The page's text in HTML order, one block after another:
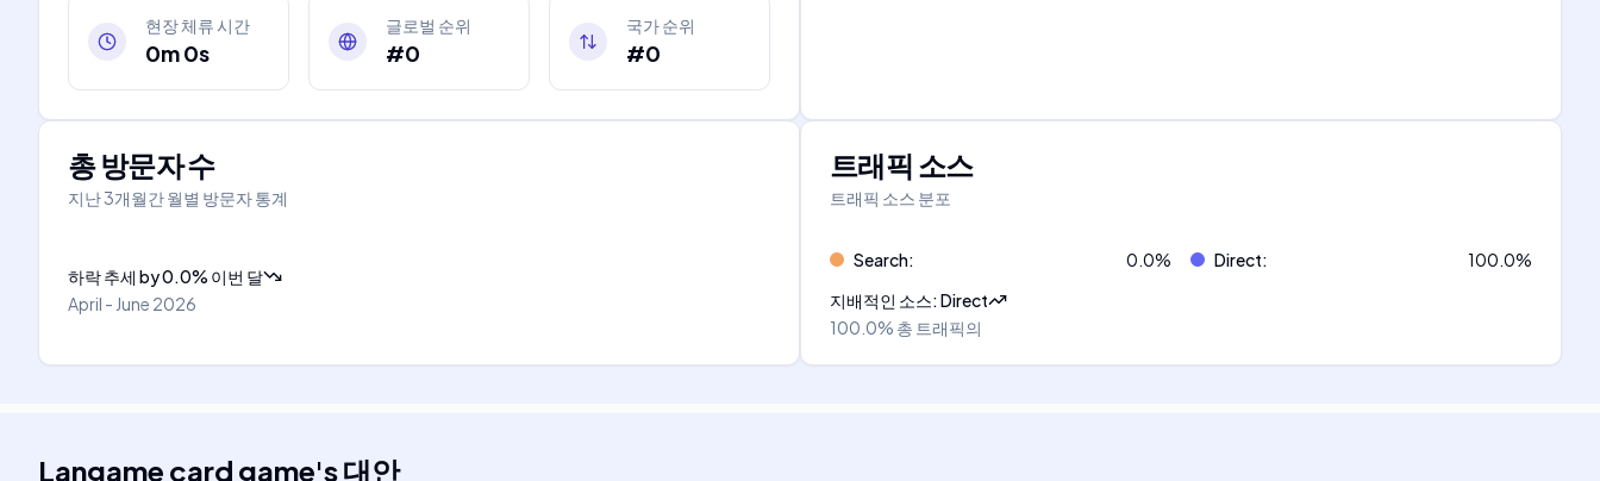
현장 체류 시간
0m 0s
글로벌 순위
#0
국가 순위
#0
총 방문자 수
지난 3개월간 월별 방문자 통계
하락 추세 by0.0% 이번 달
April - June 2026
트래픽 소스
트래픽 소스 분포
Search: 0.0% Direct: 100.0%
지배적인 소스:Direct
100.0% 총 트래픽의
Langame card game's대안